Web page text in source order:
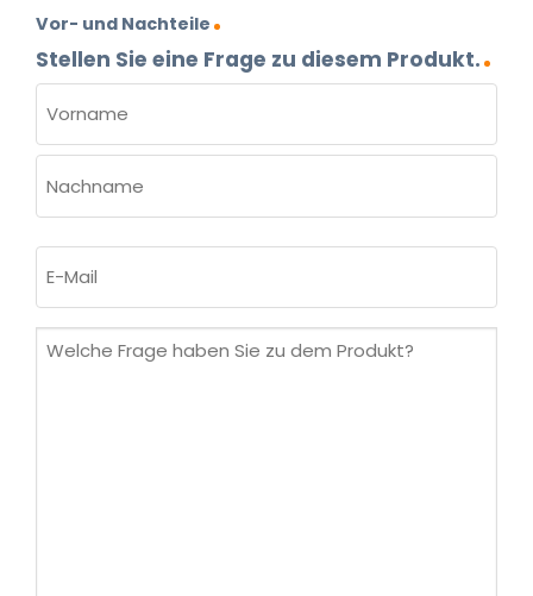
Vor- und Nachteile
Stellen Sie eine Frage zu diesem Produkt.
(ERFORDERLICH)
Vorname
Mail
Welche